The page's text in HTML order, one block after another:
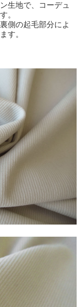
生地で、コーデュ
。
側の起毛部分によ
す。